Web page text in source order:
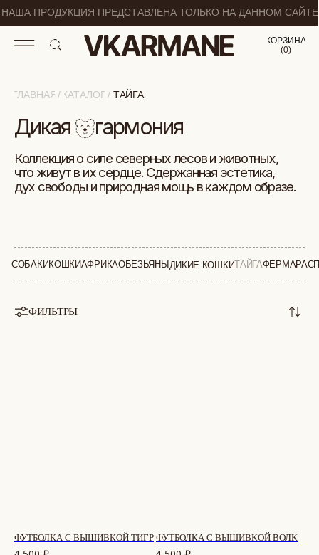
НАША ПРОДУКЦИЯ ПРЕДСТАВЛЕНА ТОЛЬКО НА ДАННОМ САЙТЕ
(0)
0
Дикая 10гармония
Коллекция о силе северных лесов и животных,
что живут в их сердце. Сдержанная эстетика,
СОБАКИКОШКИАФРИКАОБЕЗЬЯНЫ ДИКИЕ КОШКИТАЙГАФЕРМА
ФИЛЬТРЫ
ФУТБОЛКА С ВЫШИВКОЙ ТИГР ФУТБОЛКА С ВЫШИВКОЙ ВОЛК